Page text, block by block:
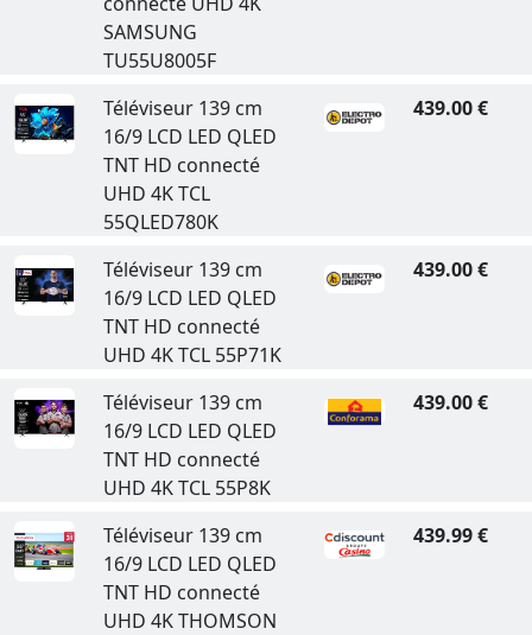
SAMSUNG
TU55U8005F
Téléviseur 139 cm
16/9 LCD LED QLED
TNT HD connecté
UHD 4K TCL
55QLED780K
439.00 €
Téléviseur 139 cm
16/9 LCD LED QLED
TNT HD connecté
UHD 4K TCL 55P71K
439.00 €
Téléviseur 139 cm
16/9 LCD LED QLED
TNT HD connecté
UHD 4K TCL 55P8K
439.00 €
Téléviseur 139 cm
16/9 LCD LED QLED
TNT HD connecté
UHD 4K THOMSON
439.99 €